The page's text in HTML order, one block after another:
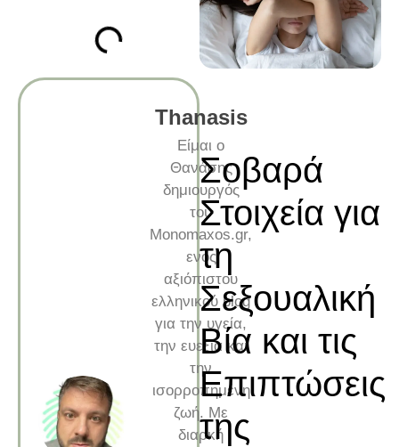
Thanasis
Είμαι ο
Θανάσης
δημιουργός
του
Monomaxos.gr,
ενός
αξιόπιστου
ελληνικού blog
για την υγεία,
την ευεξία και
την
ισορροπημένη
ζωή. Με
διαρκή
Σοβαρά
Στοιχεία για
τη
Σεξουαλική
Βία και τις
Επιπτώσεις
της